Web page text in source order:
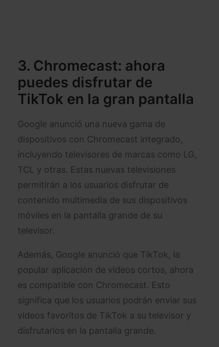
3. Chromecast: ahora
puedes disfrutar de
TikTok en la gran pantalla
Google anunció una nueva gama de
dispositivos con Chromecast integrado,
incluyendo televisores de marcas como LG,
TCL y otras. Estas nuevas televisiones
permitirán a los usuarios disfrutar de
contenido multimedia de sus dispositivos
móviles en la pantalla grande de su
televisor.
Además, Google anunció que TikTok, la
popular aplicación de videos cortos, ahora
es compatible con Chromecast. Esto
significa que los usuarios podrán enviar sus
videos favoritos de TikTok a su televisor y
disfrutarlos en la pantalla grande.